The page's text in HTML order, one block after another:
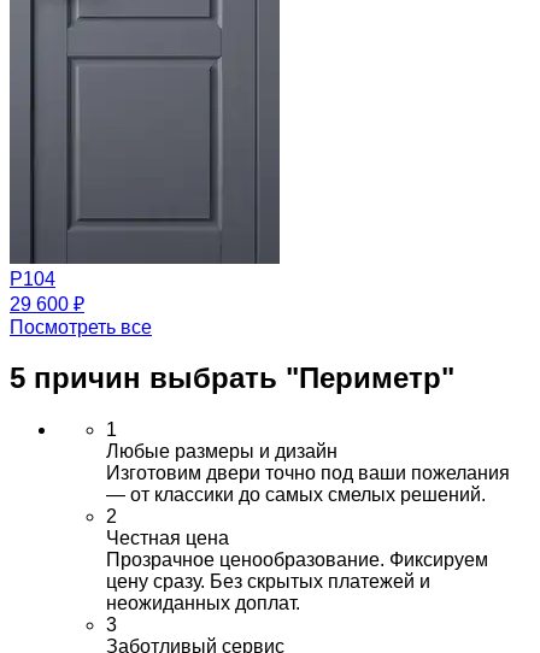
Р104
29 600 ₽
Посмотреть все
5 причин выбрать "Периметр"
1
Любые размеры и дизайн
Изготовим двери точно под ваши пожелания
— от классики до самых смелых решений.
2
Честная цена
Прозрачное ценообразование. Фиксируем
цену сразу. Без скрытых платежей и
неожиданных доплат.
3
Заботливый сервис